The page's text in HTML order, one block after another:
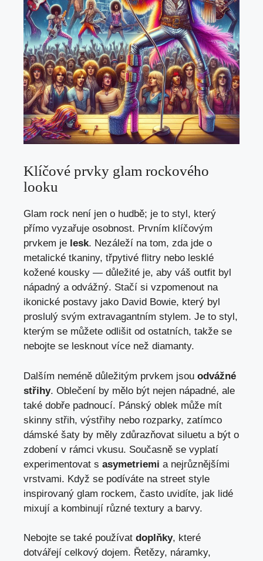
Klíčové prvky glam rockového
looku
Glam rock není jen o hudbě; je to styl, který
přímo vyzařuje osobnost. Prvním klíčovým
prvkem je lesk. Nezáleží na tom, zda jde o
metalické tkaniny, třpytivé flitry nebo lesklé
kožené kousky — důležité je, aby váš outfit byl
nápadný a odvážný. Stačí si vzpomenout na
ikonické postavy jako David Bowie, který byl
proslulý svým extravagantním stylem. Je to styl,
kterým se můžete odlišit od ostatních, takže se
nebojte se lesknout více než diamanty.
Dalším neméně důležitým prvkem jsou odvážné
střihy. Oblečení by mělo být nejen nápadné, ale
také dobře padnoucí. Pánský oblek může mít
skinny střih, výstřihy nebo rozparky, zatímco
dámské šaty by měly zdůrazňovat siluetu a být o
zdobení v rámci vkusu. Současně se vyplatí
experimentovat s asymetriemi a nejrůznějšími
vrstvami. Když se podíváte na street style
inspirovaný glam rockem, často uvidíte, jak lidé
mixují a kombinují různé textury a barvy.
Nebojte se také používat doplňky, které
dotvářejí celkový dojem. Řetězy, náramky,